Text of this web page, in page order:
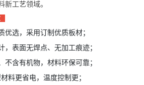
新工艺领域。
选，采用订制优质板材；
表面无焊点、无加工痕迹；
不含有机物，材料环保可靠；
料更省电，温度控制更；